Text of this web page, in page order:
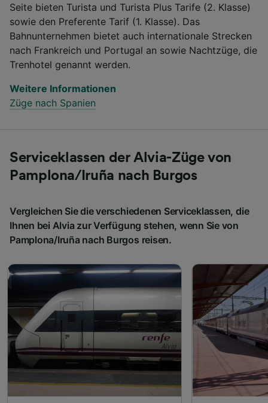
Seite bieten Turista und Turista Plus Tarife (2. Klasse)
sowie den Preferente Tarif (1. Klasse). Das
Bahnunternehmen bietet auch internationale Strecken
nach Frankreich und Portugal an sowie Nachtzüge, die
Trenhotel genannt werden.
Weitere Informationen
Züge nach Spanien
Serviceklassen der Alvia-Züge von
Pamplona/Iruña nach Burgos
Vergleichen Sie die verschiedenen Serviceklassen, die
Ihnen bei Alvia zur Verfügung stehen, wenn Sie von
Pamplona/Iruña nach Burgos reisen.